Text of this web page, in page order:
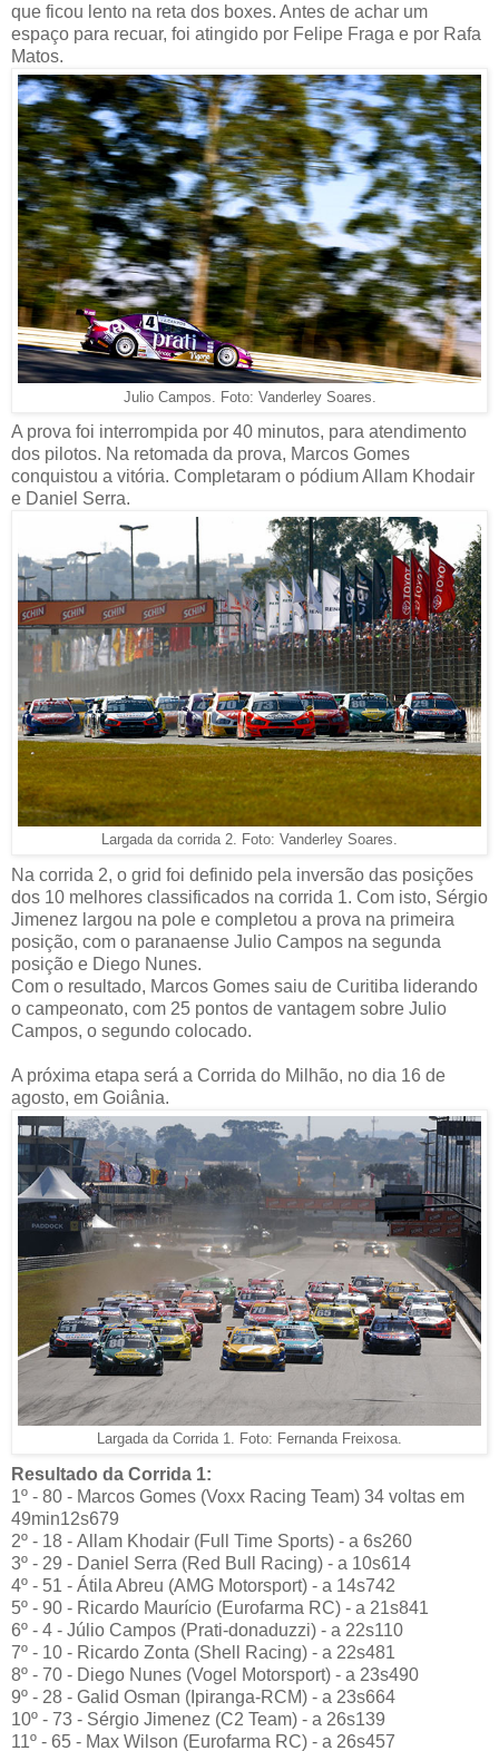
que ficou lento na reta dos boxes. Antes de achar um
espaço para recuar, foi atingido por Felipe Fraga e por Rafa
Matos.
Julio Campos. Foto: Vanderley Soares.
A prova foi interrompida por 40 minutos, para atendimento
dos pilotos. Na retomada da prova, Marcos Gomes
conquistou a vitória. Completaram o pódium Allam Khodair
e Daniel Serra.
Largada da corrida 2. Foto: Vanderley Soares.
Na corrida 2, o grid foi definido pela inversão das posições
dos 10 melhores classificados na corrida 1. Com isto, Sérgio
Jimenez largou na pole e completou a prova na primeira
posição, com o paranaense Julio Campos na segunda
posição e Diego Nunes.
Com o resultado, Marcos Gomes saiu de Curitiba liderando
o campeonato, com 25 pontos de vantagem sobre Julio
Campos, o segundo colocado.
A próxima etapa será a Corrida do Milhão, no dia 16 de
agosto, em Goiânia.
Largada da Corrida 1. Foto: Fernanda Freixosa.
Resultado da Corrida 1:
1º - 80 - Marcos Gomes (Voxx Racing Team) 34 voltas em
49min12s679
2º - 18 - Allam Khodair (Full Time Sports) - a 6s260
3º - 29 - Daniel Serra (Red Bull Racing) - a 10s614
4º - 51 - Átila Abreu (AMG Motorsport) - a 14s742
5º - 90 - Ricardo Maurício (Eurofarma RC) - a 21s841
6º - 4 - Júlio Campos (Prati-donaduzzi) - a 22s110
7º - 10 - Ricardo Zonta (Shell Racing) - a 22s481
8º - 70 - Diego Nunes (Vogel Motorsport) - a 23s490
9º - 28 - Galid Osman (Ipiranga-RCM) - a 23s664
10º - 73 - Sérgio Jimenez (C2 Team) - a 26s139
11º - 65 - Max Wilson (Eurofarma RC) - a 26s457